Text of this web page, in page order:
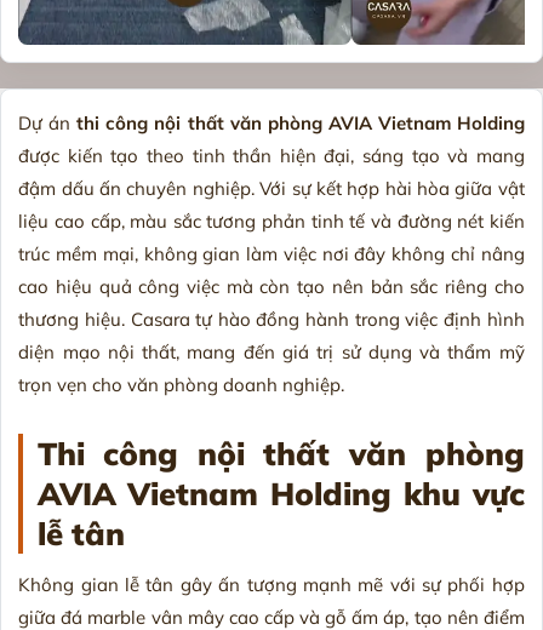
Dự ánthi công nội thất văn phòng AVIA Vietnam Holding
được kiến tạo theo tinh thần hiện đại, sáng tạo và mang
đậm dấu ấn chuyên nghiệp. Với sự kết hợp hài hòa giữa vật
liệu cao cấp, màu sắc tương phản tinh tế và đường nét kiến
trúc mềm mại, không gian làm việc nơi đây không chỉ nâng
cao hiệu quả công việc mà còn tạo nên bản sắc riêng cho
thương hiệu. Casara tự hào đồng hành trong việc định hình
diện mạo nội thất, mang đến giá trị sử dụng và thẩm mỹ
trọn vẹn cho văn phòng doanh nghiệp.
Thi công nội thất văn phòng
AVIA Vietnam Holding khu vực
lễ tân
Không gian lễ tân gây ấn tượng mạnh mẽ với sự phối hợp
giữa đá marble vân mây cao cấp và gỗ ấm áp, tạo nên điểm